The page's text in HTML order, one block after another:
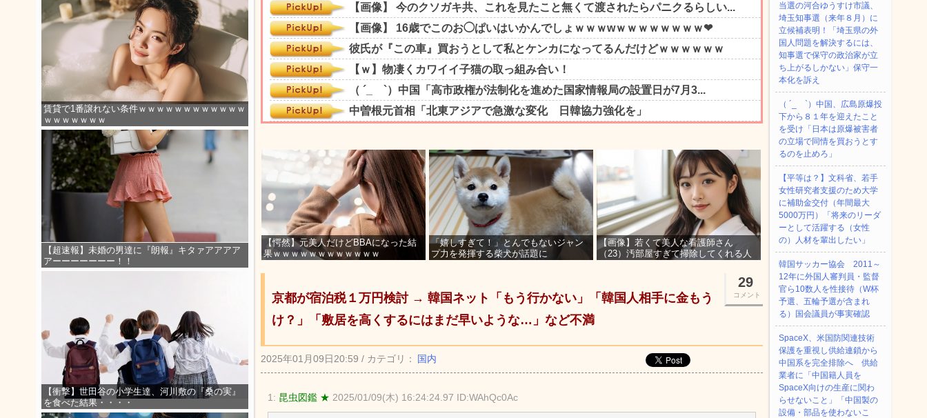
賃貸で1番譲れない条件ｗｗｗｗｗｗｗｗｗｗｗｗ
ｗｗｗｗｗｗｗ
【超速報】未婚の男達に『朗報』キタァアアアア
アーーーーーーー！！
【衝撃】世田谷の小学生達、河川敷の『桑の実』
を食べた結果・・・・
【愕然】元美人だけどBBAになった結
果ｗｗｗｗｗｗｗｗｗｗｗｗ
「嬉しすぎて！」とんでもないジャン
プ力を発揮する柴犬が話題に
【画像】若くて美人な看護師さん
（23）汚部屋すぎて掃除してくれる人
29
コメント
京都が宿泊税１万円検討 → 韓国ネット「もう行かない」「韓国人相手に金もう
け？」「敷居を高くするにはまだ早いような…」など不満
2025年01月09日20:59 / カテゴリ： 国内
1: 昆虫図鑑 ★ 2025/01/09(木) 16:24:24.97 ID:WAhQc0Ac
当選の河合ゆうすけ市議、
埼玉知事選（来年８月）に
立候補表明！「埼玉県の外
国人問題を解決するには、
知事選で保守の政治家が立
ち上がるしかない」保守一
本化を訴え
（ ´_ゝ`）中国、広島原爆投
下から８１年を迎えたこと
を受け「日本は原爆被害者
の立場で同情を買おうとす
るのを止めろ」
【平等は？】文科省、若手
女性研究者支援のため大学
に補助金交付（年間最大
5000万円）「将来のリーダ
ーとして活躍する（女性
の）人材を輩出したい」
韓国サッカー協会 2011～
12年に外国人審判員・監督
官ら10数人を性接待（W杯
予選、五輪予選が含まれ
る）国会議員が事実確認
SpaceX、米国防関連技術
保護を重視し供給連鎖から
中国系を完全排除へ 供給
業者に「中国籍人員を
SpaceX向けの生産に関わ
らせないこと」「中国製の
設備・部品を使わないこ